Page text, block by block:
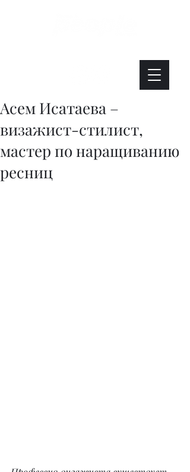
Асем Исатаева –
визажист-стилист,
мастер по наращиванию
ресниц